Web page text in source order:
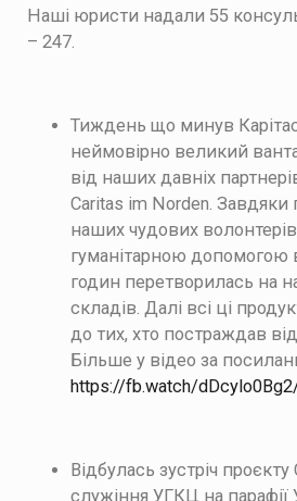
Наші юристи надали 55
– 247.
Тиждень що минув
неймовірно великий
від наших давніх
Caritas im Norden. Завдяки
наших чудових
гуманітарною допомогою
годин перетворилась на
складів. Далі всі ці
до тих, хто постраждав від
Більше у відео за
https://fb.watch/
Відбулась зустріч
служіння УГКЦ на парафії